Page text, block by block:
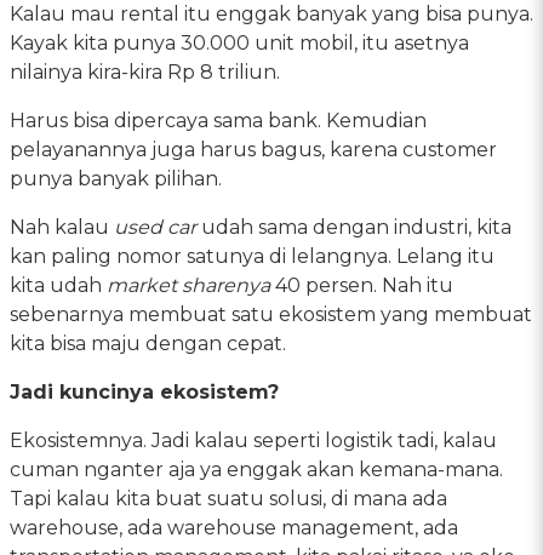
Kalau mau rental itu enggak banyak yang bisa punya.
Kayak kita punya 30.000 unit mobil, itu asetnya
nilainya kira-kira Rp 8 triliun.
Harus bisa dipercaya sama bank. Kemudian
pelayanannya juga harus bagus, karena customer
punya banyak pilihan.
Nah kalau used carudah sama dengan industri, kita
kan paling nomor satunya di lelangnya. Lelang itu
kita udah market sharenya40 persen. Nah itu
sebenarnya membuat satu ekosistem yang membuat
kita bisa maju dengan cepat.
Jadi kuncinya ekosistem?
Ekosistemnya. Jadi kalau seperti logistik tadi, kalau
cuman nganter aja ya enggak akan kemana-mana.
Tapi kalau kita buat suatu solusi, di mana ada
warehouse, ada warehouse management, ada